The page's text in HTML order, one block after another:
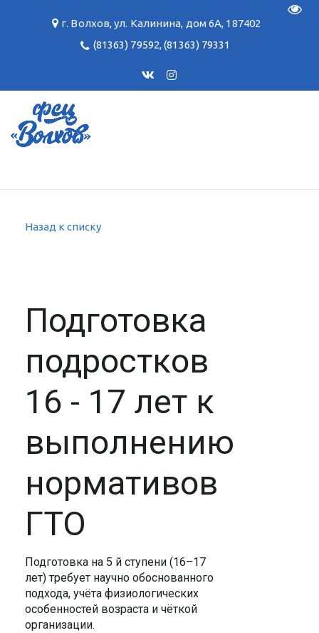
г. Волхов,ул. Калинина, дом 6А, 187402
(81363) 79592,(81363) 79331
Назад к списку
Подготовка
подростков
16 - 17 лет к
выполнению
нормативов
ГТО
Подготовка на 5 й ступени (16–17
лет) требует научно обоснованного
подхода, учёта физиологических
особенностей возраста и чёткой
организации.